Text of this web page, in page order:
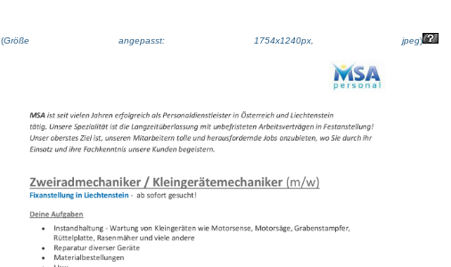
(Größe angepasst: 1754x1240px, jpeg)